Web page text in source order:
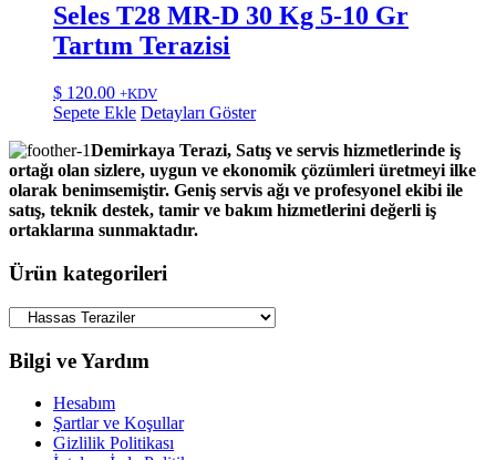
Seles T28 MR-D 30 Kg 5-10 Gr
Tartım Terazisi
$ 120.00 +KDV
Sepete Ekle Detayları Göster
Demirkaya Terazi, Satış ve servis hizmetlerinde iş
ortağı olan sizlere, uygun ve ekonomik çözümleri üretmeyi ilke
olarak benimsemiştir. Geniş servis ağı ve profesyonel ekibi ile
satış, teknik destek, tamir ve bakım hizmetlerini değerli iş
ortaklarına sunmaktadır.
Ürün kategorileri
Bilgi ve Yardım
Hesabım
Şartlar ve Koşullar
Gizlilik Politikası